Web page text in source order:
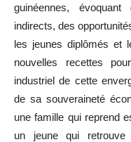
guinéennes,
indirects, des
les jeunes diplômés et
nouvelles recettes
industriel de cette
de sa souveraineté
une famille qui reprend
un jeune qui retrouve